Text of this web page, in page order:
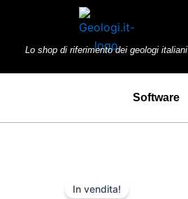
contenutoLo shop di riferimento dei geologi italiani
Software
In vendita!